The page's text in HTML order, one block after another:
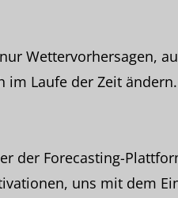
Wettervorhersagen,
im Laufe der Zeit
der Forecasting-
uns mit dem